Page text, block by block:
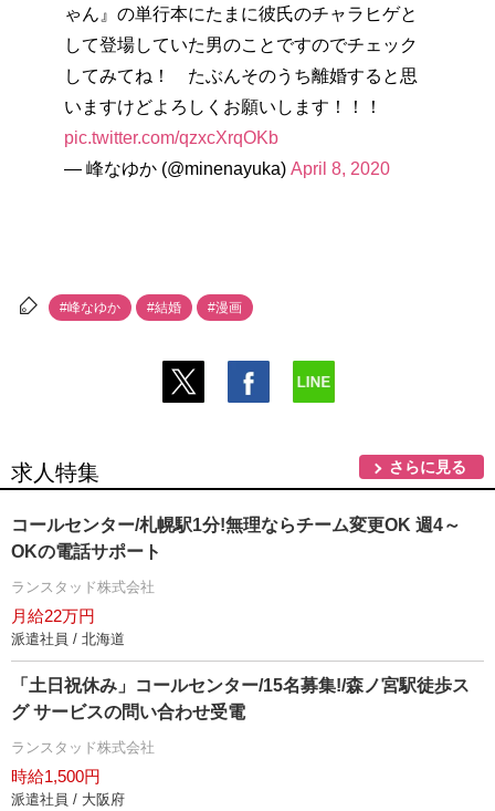
ゃん』の単行本にたまに彼氏のチャラヒゲと
して登場していた男のことですのでチェック
してみてね！ たぶんそのうち離婚すると思
いますけどよろしくお願いします！！！
pic.twitter.com/qzxcXrqOKb
— 峰なゆか (@minenayuka) April 8, 2020
#峰なゆか #結婚 #漫画
求人特集 さらに見る
コールセンター/札幌駅1分!無理ならチーム変更OK 週4～
OKの電話サポート
ランスタッド株式会社
月給22万円
派遣社員 / 北海道
「土日祝休み」コールセンター/15名募集!/森ノ宮駅徒歩ス
グ サービスの問い合わせ受電
ランスタッド株式会社
時給1,500円
派遣社員 / 大阪府